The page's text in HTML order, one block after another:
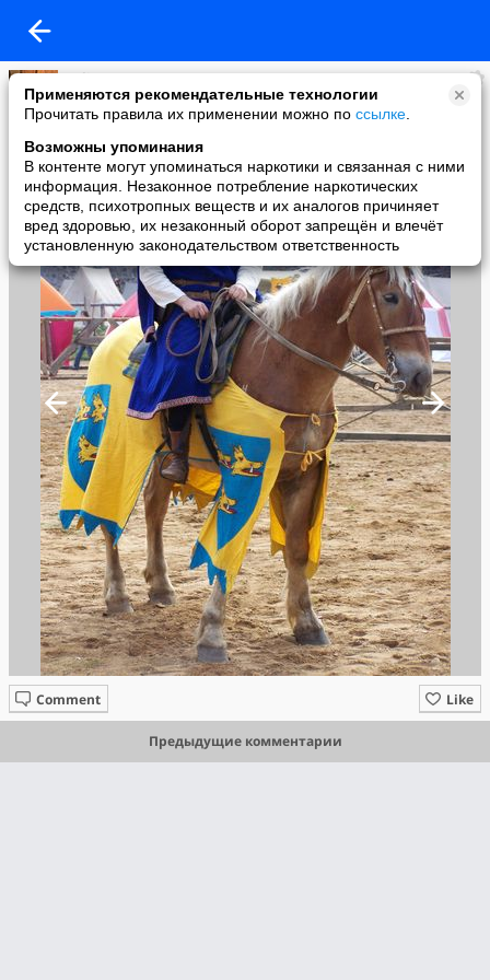
Применяются рекомендательные технологии
Прочитать правила их применении можно по ссылке
Возможны упоминания
В контенте могут упоминаться наркотики и связанная с ними
информация. Незаконное потребление наркотических
средств, психотропных веществ и их аналогов причиняет
вред здоровью, их незаконный оборот запрещён и влечёт
установленную законодательством ответственность
Yuliya
added a photo
23 May в 08:20
Like
Comment
Предыдущие комментарии